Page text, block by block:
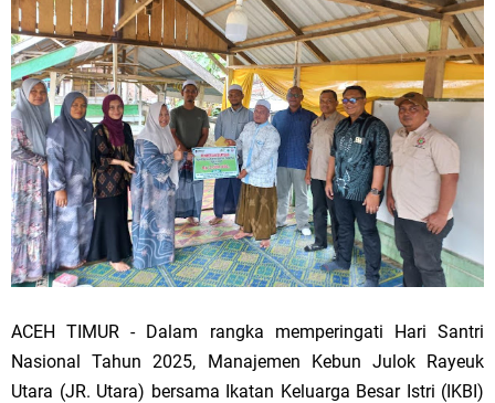
ACEH TIMUR - Dalam rangka memperingati Hari Santri
Nasional Tahun 2025, Manajemen Kebun Julok Rayeuk
Utara (JR. Utara) bersama Ikatan Keluarga Besar Istri (IKBI)